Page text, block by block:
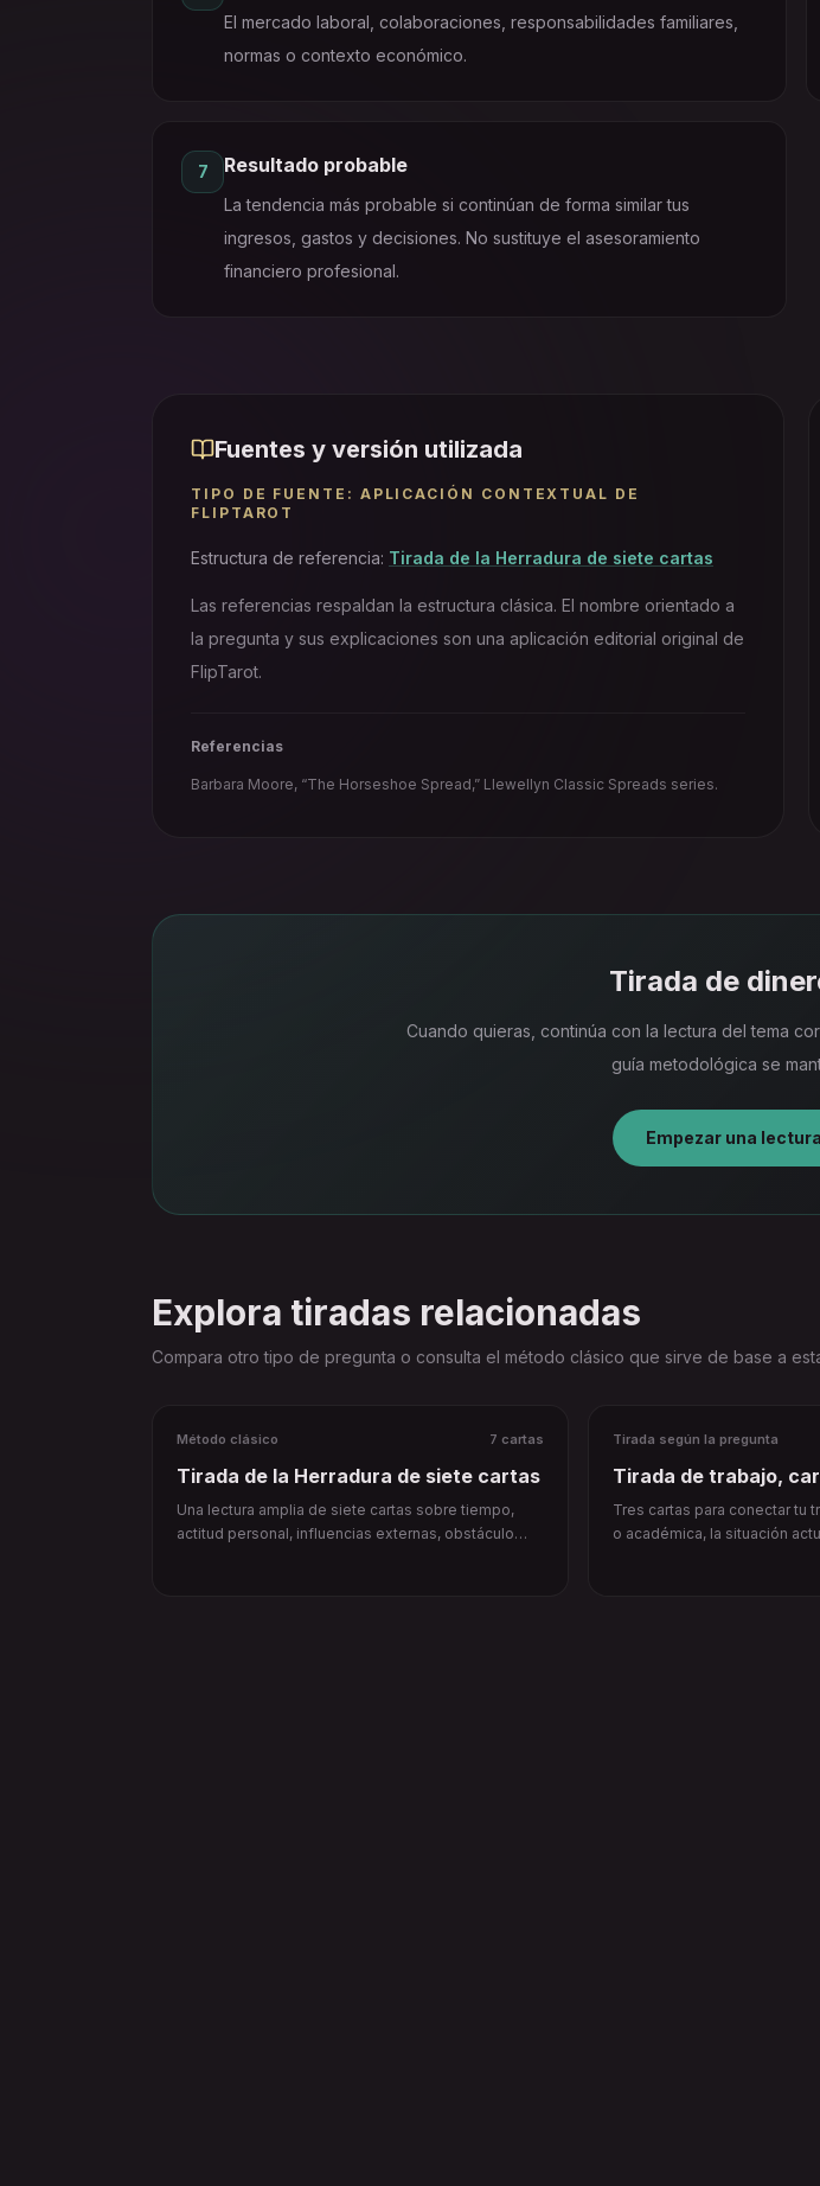
El mercado laboral, colaboraciones, responsabilidades familiares,
normas o contexto económico.
7 Resultado probable
La tendencia más probable si continúan de forma similar tus
ingresos, gastos y decisiones. No sustituye el asesoramiento
financiero profesional.
Fuentes y versión utilizada
TIPO DE FUENTE : APLICACIÓN CONTEXTUAL DE
FLIPTAROT
Estructura de referencia: Tirada de la Herradura de siete cartas
Las referencias respaldan la estructura clásica. El nombre orientado a
la pregunta y sus explicaciones son una aplicación editorial original de
FlipTarot.
Referencias
Barbara Moore, “The Horseshoe Spread,” Llewellyn Classic Spreads series.
Tirada de
Cuando quieras, continúa con la lectura del tema
guía metodológica se
Empezar una
Explora tiradas relacionadas
Compara otro tipo de pregunta o consulta el método clásico que sirve de base a
Método clásico 7 cartas
Tirada de la Herradura de siete cartas
Una lectura amplia de siete cartas sobre tiempo,
actitud personal, influencias externas, obstáculo
Tirada según la pregunta
Tirada de trabajo,
Tres cartas para conectar tu
o académica, la situación